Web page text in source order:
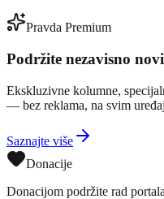
Pravda Premium
Podržite nezavisno
Ekskluzivne kolumne,
— bez reklama, na svim
Saznajte više
Donacije
Donacijom podržite rad